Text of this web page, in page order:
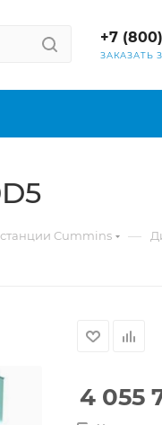
+7
ЗАКАЗАТЬ
Cummins —
4 055